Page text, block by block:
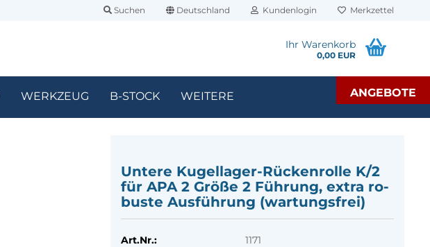
Suchen Deutschland Kundenlogin Merkzettel
Ihr Warenkorb
0,00 EUR
WERKZEUG B-STOCK ANGEBOTE
WEITERE
Un­te­re Kugellager-​Rückenrolle K/2
für APA 2 Größe 2 Füh­rung, extra ro­
bus­te Aus­füh­rung (war­tungs­frei)
Art.Nr.:
1171